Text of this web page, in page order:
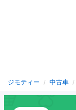
ジモティー 中古車